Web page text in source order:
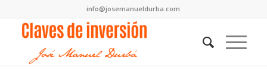
info@josemanueldurba.com